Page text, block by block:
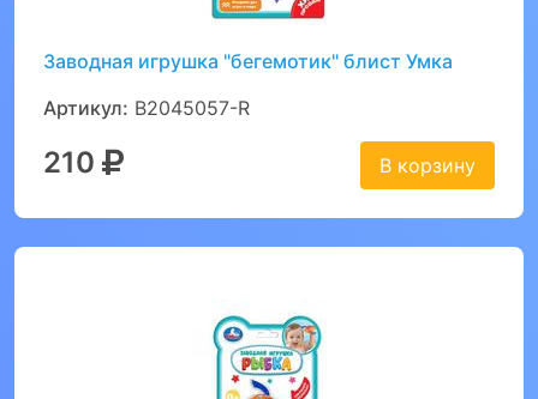
Заводная игрушка "бегемотик" блист Умка
Артикул: B2045057-R
210 В корзину